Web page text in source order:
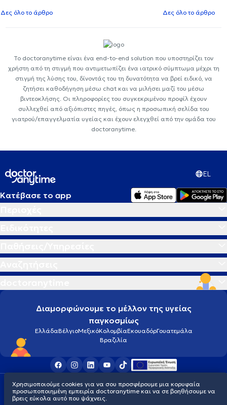
Δες όλο το άρθρο Δες όλο το άρθρο
Το doctoranytime είναι ένα end-to-end solution που υποστηρίζει τον
χρήστη από τη στιγμή που αντιμετωπίζει ένα ιατρικό σύμπτωμα μέχρι τη
στιγμή της λύσης του, δίνοντάς του τη δυνατότητα να βρεί ειδικό, να
ζητήσει καθοδήγηση μέσω chat και να μιλήσει μαζί του μέσω
βιντεοκλήσης. Οι πληροφορίες του συγκεκριμένου προφίλ έχουν
συλλεχθεί από αξιόπιστες πηγές, όπως η προσωπική σελίδα του
γιατρού/επαγγελματία υγείας και έχουν ελεγχθεί από την ομάδα του
doctoranytime.
EL
Κατέβασε το app
Διαμορφώνουμε το μέλλον της υγείας
παγκοσμίως
ΕλλάδαΒέλγιοΜεξικόΚολομβίαΕκουαδόρΓουατεμάλα
Βραζιλία
Οροι χρήσηςCookiesΠολιτική προστασίας προσωπικού απορρήτου
© 2026 doctoranytime
Χρησιμοποιούμε cookies για να σου προσφέρουμε μια κορυφαία
προσωποποιημένη εμπειρία doctoranytime και να σε βοηθήσουμε να
βρεις εύκολα αυτό που ψάχνεις.